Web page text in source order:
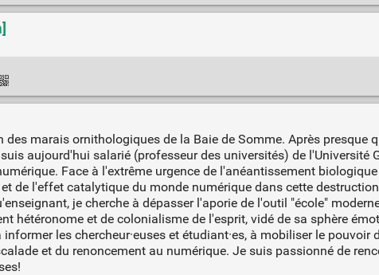
marais ornithologiques de la Baie de Somme. Après presque
aujourd'hui salarié (professeur des universités) de l'Université
Face à l'extrême urgence de l'anéantissement
de l'effet catalytique du monde numérique dans cette
je cherche à dépasser l'aporie de l'outil "école"
hétéronome et de colonialisme de l'esprit, vidé de sa sphère
les chercheur·euses et étudiant·es, à mobiliser le pouvoir
et du renoncement au numérique. Je suis passionné de